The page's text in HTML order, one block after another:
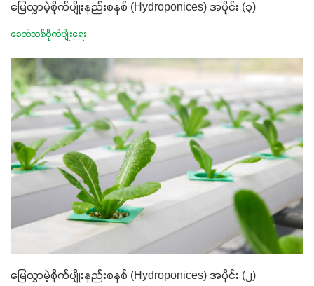
မြေလွှာမဲ့စိုက်ပျိုးနည်းစနစ် (Hydroponices) အပိုင်း (၃)
ခေတ်သစ်စိုက်ပျိုးရေး
မြေလွှာမဲ့စိုက်ပျိုးနည်းစနစ် (Hydroponices) အပိုင်း (၂)